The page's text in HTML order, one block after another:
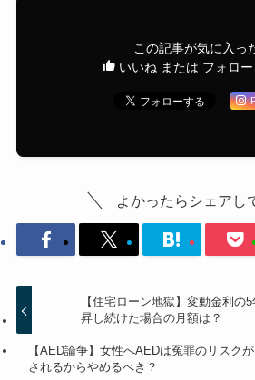
この記事が気に入っ
いいね または フォロー
よかったらシェアし
【住宅ローン地獄】変動金利の
昇し続けた場合の月額は？
【AED論争】女性へAEDは冤罪のリスク
されるからやめるべき？